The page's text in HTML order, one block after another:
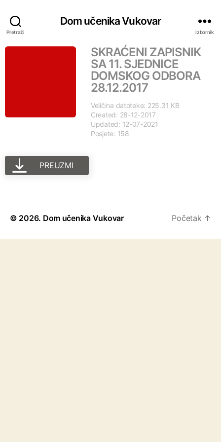
Pretraži
Dom učenika Vukovar
Izbornik
SKRAĆENI ZAPISNIK
SA 11. SJEDNICE
DOMSKOG ODBORA
28.12.2017
Veličina datoteke: 225.31 KB
Created: 28-12-2017
Updated: 12-07-2021
Posjete: 158
PREUZMI
© 2026. Dom učenika Vukovar Početak ↑